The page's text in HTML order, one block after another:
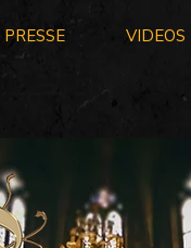
PRESSE VIDEOS